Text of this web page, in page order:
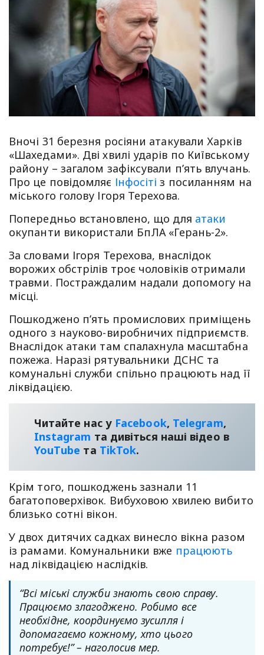
Вночі 31 березня росіяни атакували Харків
«Шахедами». Дві хвилі ударів по Київському
району – загалом зафіксували п’ять влучань.
Про це повідомляє Інфосіті з посиланням на
міського голову Ігоря Терехова.
Попередньо встановлено, що для атаки
окупанти використали БпЛА «Герань-2».
За словами Ігоря Терехова, внаслідок
ворожих обстрілів троє чоловіків отримали
травми. Постраждалим надали допомогу на
місці.
Пошкоджено п’ять промислових приміщень
одного з науково-виробничих підприємств.
Внаслідок атаки там спалахнула масштабна
пожежа. Наразі рятувальники ДСНС та
комунальні служби спільно працюють над її
ліквідацією.
Читайте нас у Facebook, Telegram,
Instagram та дивіться наші відео в
YouТube та TikTok.
Крім того, пошкоджень зазнали 11
багатоповерхівок. Вибуховою хвилею вибито
близько сотні вікон.
У двох дитячих садках винесло вікна разом
із рамами. Комунальники вже працюють
над ліквідацією наслідків.
“Всі міські служби знають свою справу.
Працюємо злагоджено. Робимо все
необхідне, координуємо зусилля і
допомагаємо кожному, хто цього
потребує!” – наголосив мер.